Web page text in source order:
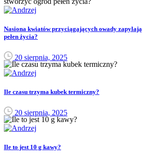
Nasiona kwiatów przyciągających owady
pełen życia?
20 sierpnia, 2025
Ile czasu trzyma kubek termiczny?
20 sierpnia, 2025
Ile to jest 10 g kawy?